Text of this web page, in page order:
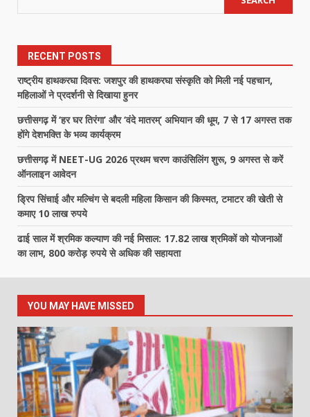
RECENT POSTS
राष्ट्रीय हाथकरघा दिवस: जशपुर की हाथकरघा संस्कृति को मिली नई पहचान,
महिलाओं ने प्रदर्शनी से दिखाया हुनर
छत्तीसगढ़ में ‘हर घर तिरंगा’ और ‘वंदे मातरम्’ अभियान की धूम, 7 से 17 अगस्त तक
होंगे देशभक्ति के भव्य कार्यक्रम
छत्तीसगढ़ में NEET-UG 2026 प्रथम चरण काउंसिलिंग शुरू, 9 अगस्त से करें
ऑनलाइन आवेदन
ड्रिप सिंचाई और मल्चिंग से बदली महिला किसान की किस्मत, टमाटर की खेती से
कमाए 10 लाख रुपये
ढाई साल में श्रमिक कल्याण की नई मिसाल: 17.82 लाख श्रमिकों को योजनाओं
का लाभ, 800 करोड़ रुपये से अधिक की सहायता
YOU MAY HAVE MISSED